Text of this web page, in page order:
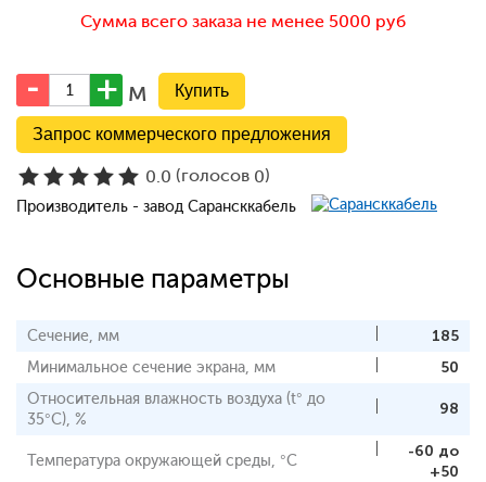
Сумма всего заказа не менее 5000 руб
м
Запрос коммерческого предложения
0.0 (голосов 0)
Производитель - завод Сарансккабель
Основные параметры
Сечение, мм
185
Минимальное сечение экрана, мм
50
Относительная влажность воздуха (t° до
35°С), %
98
Температура окружающей среды, °С
-60 до
+50